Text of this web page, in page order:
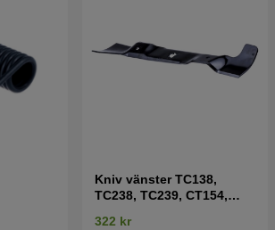
Kniv vänster TC138,
TC238, TC239, CT154,
322 kr